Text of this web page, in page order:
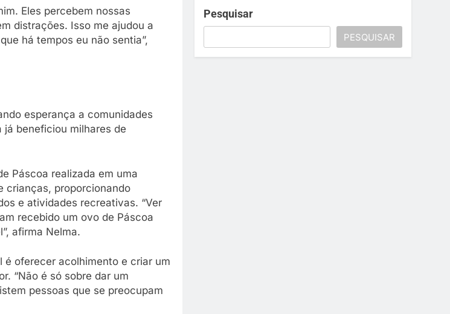
Eles percebem nossas
distrações. Isso me ajudou a
há tempos eu não sentia”,
esperança a comunidades
beneficiou milhares de
Páscoa realizada em uma
crianças, proporcionando
e atividades recreativas. “Ver
recebido um ovo de Páscoa
afirma Nelma.
oferecer acolhimento e criar um
“Não é só sobre dar um
pessoas que se preocupam
Pesquisar
PESQUISAR